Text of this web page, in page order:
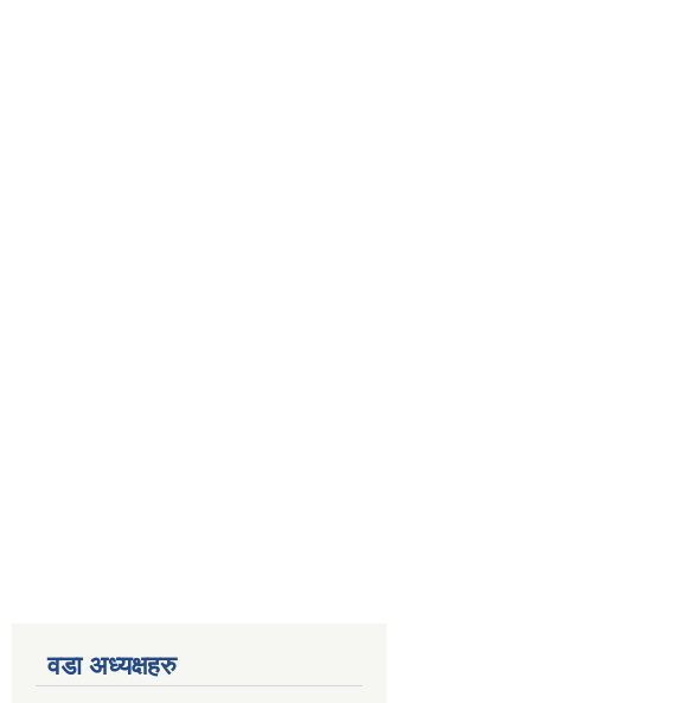
वडा अध्यक्षहरु